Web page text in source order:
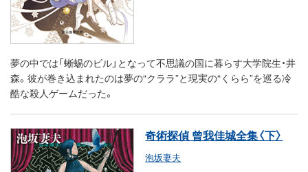
夢の中では「蜥蜴のビル」となって不思議の国に暮らす大学院生・井
森。彼が巻き込まれたのは夢の“クララ”と現実の“くらら”を巡る冷
酷な殺人ゲームだった。
奇術探偵 曾我佳城全集〈下〉
泡坂妻夫